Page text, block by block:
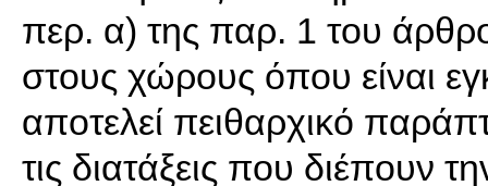
περ. α) της παρ. 1 του
στους χώρους όπου είναι
αποτελεί πειθαρχικό
τις διατάξεις που διέπουν